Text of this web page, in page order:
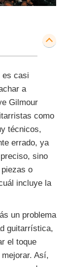
es casi
a
Gilmour
como
técnicos,
errado, ya
sino
o
incluye la
un problema
guitarrística,
el toque
Así,